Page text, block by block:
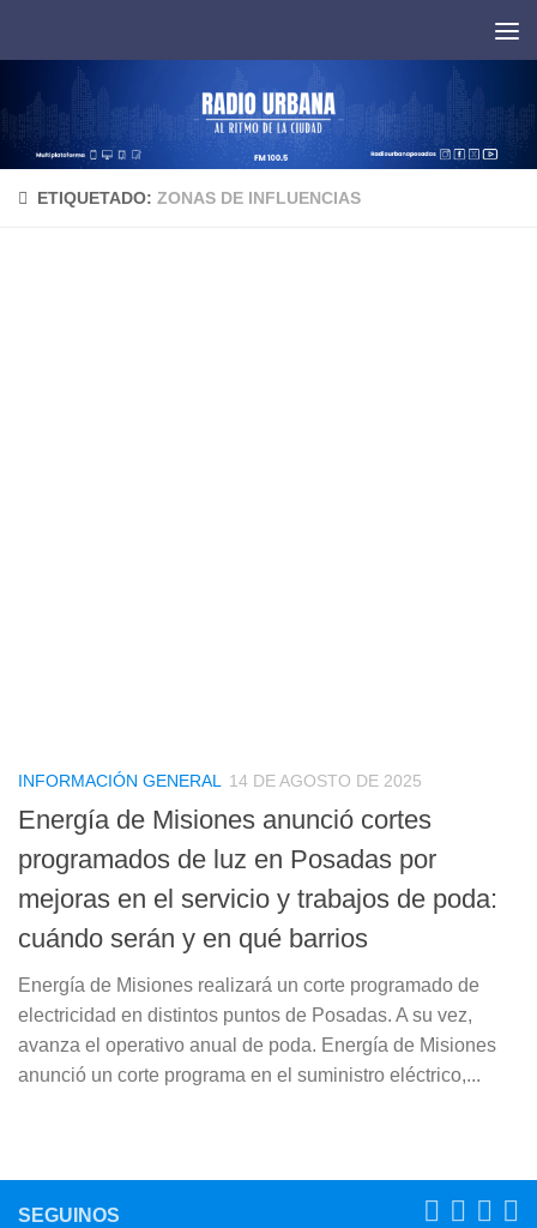
ETIQUETADO: ZONAS DE INFLUENCIAS
INFORMACIÓN GENERAL 14 DE AGOSTO DE 2025
Energía de Misiones anunció cortes
programados de luz en Posadas por
mejoras en el servicio y trabajos de poda:
cuándo serán y en qué barrios
Energía de Misiones realizará un corte programado de
electricidad en distintos puntos de Posadas. A su vez,
avanza el operativo anual de poda. Energía de Misiones
anunció un corte programa en el suministro eléctrico,...
SEGUINOS